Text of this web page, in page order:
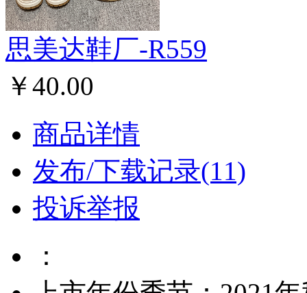
思美达鞋厂-R559
￥40.00
商品详情
发布/下载记录(11)
投诉举报
：